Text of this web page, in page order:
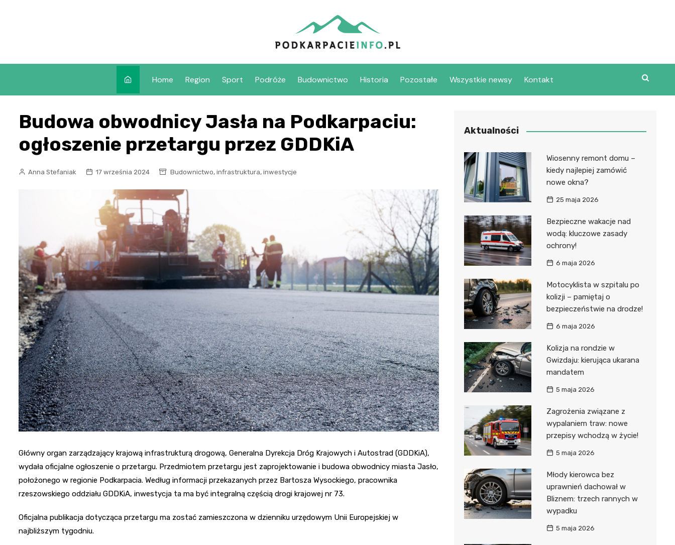
Home Region Sport Podróże Budownictwo Historia Pozostałe Wszystkie newsy Kontakt
Budowa obwodnicy Jasła na Podkarpaciu:
ogłoszenie przetargu przez GDDKiA
Anna Stefaniak 17 września 2024 Budownictwo, infrastruktura, inwestycje
Główny organ zarządzający krajową infrastrukturą drogową, Generalna Dyrekcja Dróg Krajowych i Autostrad (GDDKiA),
wydała oficjalne ogłoszenie o przetargu. Przedmiotem przetargu jest zaprojektowanie i budowa obwodnicy miasta Jasło,
położonego w regionie Podkarpacia. Według informacji przekazanych przez Bartosza Wysockiego, pracownika
rzeszowskiego oddziału GDDKiA, inwestycja ta ma być integralną częścią drogi krajowej nr 73.
Oficjalna publikacja dotycząca przetargu ma zostać zamieszczona w dzienniku urzędowym Unii Europejskiej w
najbliższym tygodniu.
Aktualności
Wiosenny remont domu –
kiedy najlepiej zamówić
nowe okna?
25 maja 2026
Bezpieczne wakacje nad
wodą: kluczowe zasady
ochrony!
6 maja 2026
Motocyklista w szpitalu po
kolizji – pamiętaj o
bezpieczeństwie na drodze!
6 maja 2026
Kolizja na rondzie w
Gwizdaju: kierująca ukarana
mandatem
5 maja 2026
Zagrożenia związane z
wypalaniem traw: nowe
przepisy wchodzą w życie!
5 maja 2026
Młody kierowca bez
uprawnień dachował w
Bliznem: trzech rannych w
wypadku
5 maja 2026